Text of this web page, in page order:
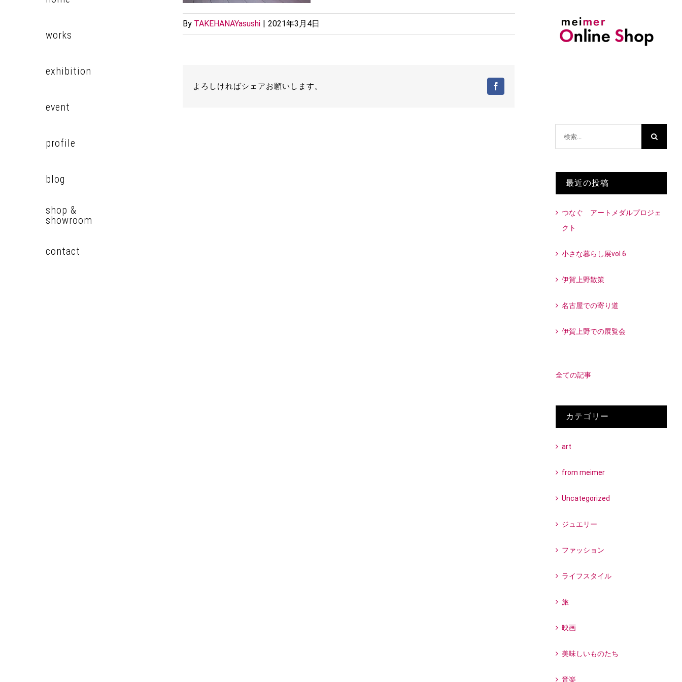
works
exhibition
event
profile
blog
shop &
showroom
contact
By TAKEHANAYasushi | 2021年3月4日
よろしければシェアお願いします。
最近の投稿
つなぐ アートメダルプロジェ
クト
小さな暮らし展vol.6
伊賀上野散策
名古屋での寄り道
伊賀上野での展覧会
全ての記事
カテゴリー
art
from meimer
Uncategorized
ジュエリー
ファッション
ライフスタイル
旅
映画
美味しいものたち
音楽